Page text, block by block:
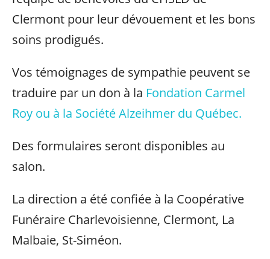
Clermont pour leur dévouement et les bons
soins prodigués.
Vos témoignages de sympathie peuvent se
traduire par un don à la Fondation Carmel
Roy ou à la Société Alzeihmer du Québec.
Des formulaires seront disponibles au
salon.
La direction a été confiée à la Coopérative
Funéraire Charlevoisienne, Clermont, La
Malbaie, St-Siméon.